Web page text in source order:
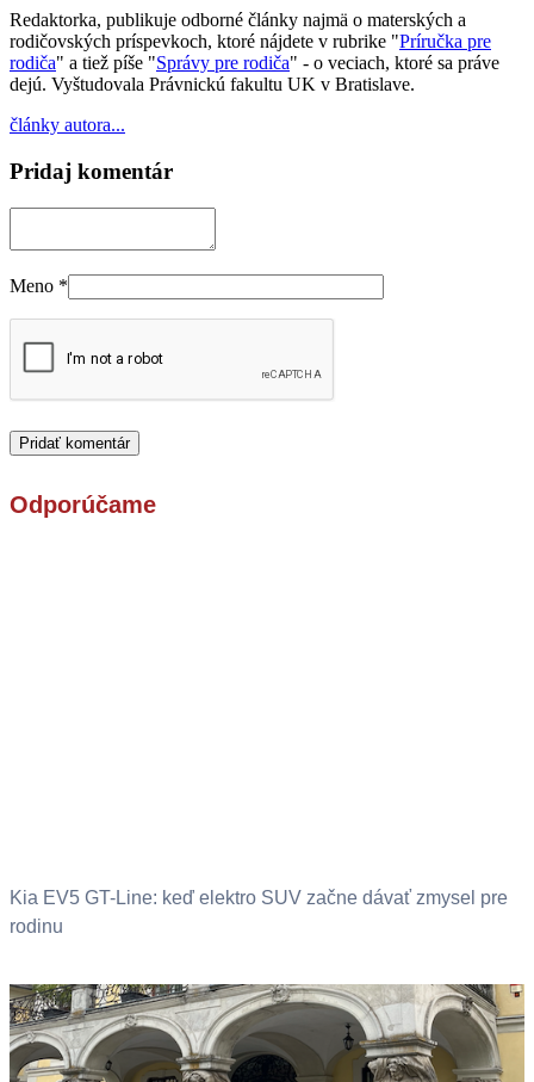
Redaktorka, publikuje odborné články najmä o materských a
rodičovských príspevkoch, ktoré nájdete v rubrike "Príručka pre
rodiča" a tiež píše "Správy pre rodiča" - o veciach, ktoré sa práve
dejú. Vyštudovala Právnickú fakultu UK v Bratislave.
články autora...
Pridaj komentár
Meno *
Odporúčame
Kia EV5 GT-Line: keď elektro SUV začne dávať zmysel pre
rodinu